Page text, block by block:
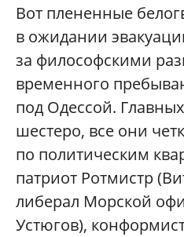
Вот плененные
в ожидании
за философскими
временного
под Одессой.
шестеро, все они
по политическим
патриот Ротмистр
либерал Морской
Устюгов),